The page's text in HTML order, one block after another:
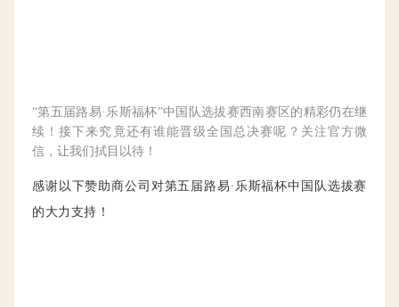
“第五届路易·乐斯福杯”中国队选拔赛西南赛区的精彩仍在继
续！接下来究竟还有谁能晋级全国总决赛呢？关注官方微
信，让我们拭目以待！
感谢以下赞助商公司对第五届路易·乐斯福杯中国队选拔赛
的大力支持！